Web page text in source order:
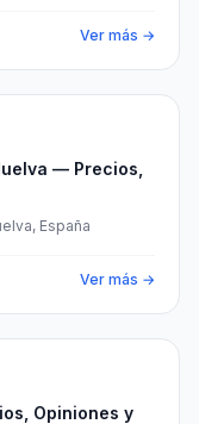
Ver más →
— Precios,
España
Ver más →
Opiniones y